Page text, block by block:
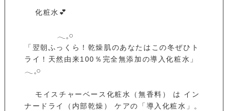
化粧水💕
𓂃𓈒𓏸
「翌朝ふっくら！乾燥肌のあなたはこの冬ぜひト
ライ！天然由来100％完全無添加の導入化粧水」
𓂃𓈒𓏸
モイスチャーベース化粧水（無香料） は イン
ナードライ（内部乾燥） ケアの「導入化粧水」。